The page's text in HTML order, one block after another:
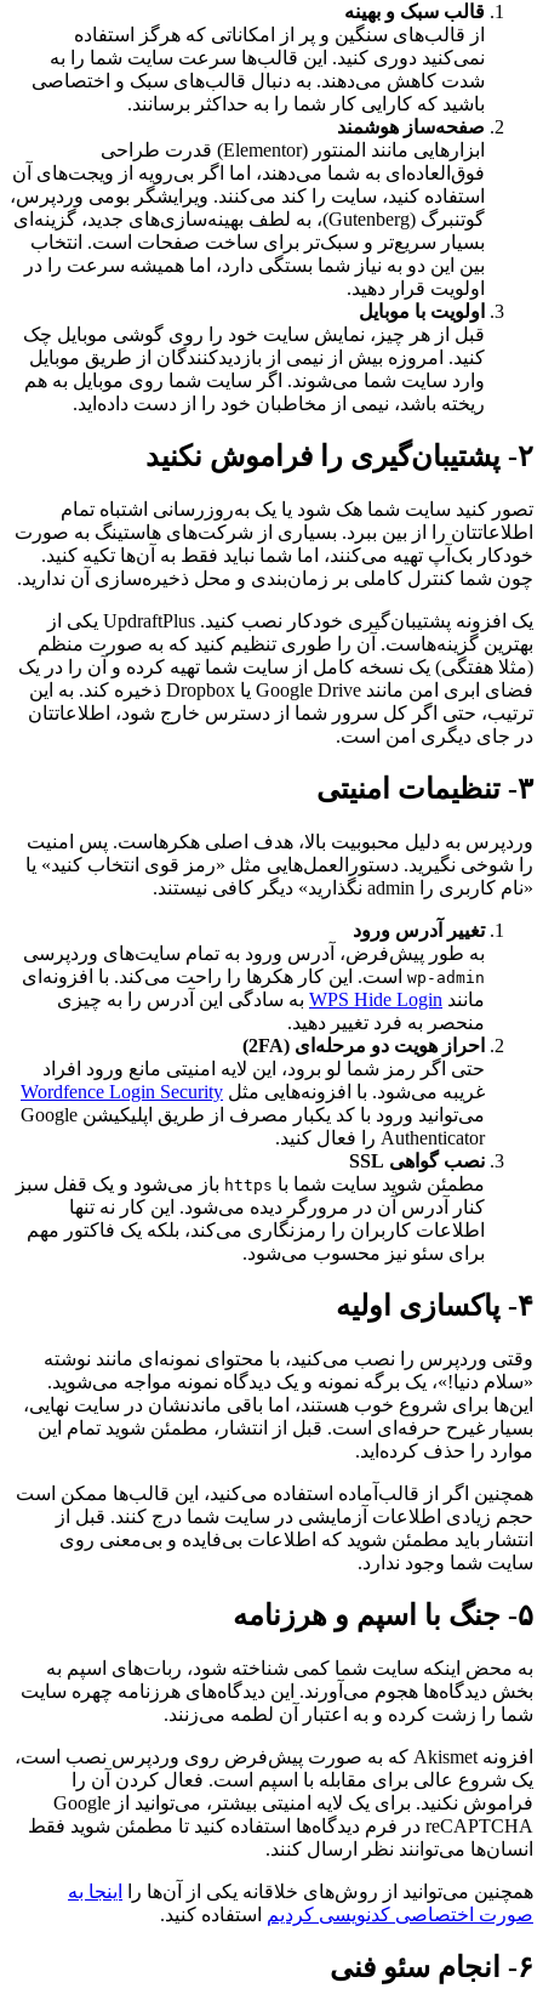
قالب سبک و بهینه
از قالب‌های سنگین و پر از امکاناتی که هرگز استفاده
نمی‌کنید دوری کنید. این قالب‌ها سرعت سایت شما را به
شدت کاهش می‌دهند. به دنبال قالب‌های سبک و اختصاصی
باشید که کارایی کار شما را به حداکثر برسانند.
صفحه‌ساز هوشمند
ابزارهایی مانند المنتور (Elementor) قدرت طراحی
فوق‌العاده‌ای به شما می‌دهند، اما اگر بی‌رویه از ویجت‌های آن
استفاده کنید، سایت را کند می‌کنند. ویرایشگر بومی وردپرس،
گوتنبرگ (Gutenberg)، به لطف بهینه‌سازی‌های جدید، گزینه‌ای
بسیار سریع‌تر و سبک‌تر برای ساخت صفحات است. انتخاب
بین این دو به نیاز شما بستگی دارد، اما همیشه سرعت را در
اولویت قرار دهید.
اولویت با موبایل
قبل از هر چیز، نمایش سایت خود را روی گوشی موبایل چک
کنید. امروزه بیش از نیمی از بازدیدکنندگان از طریق موبایل
وارد سایت شما می‌شوند. اگر سایت شما روی موبایل به هم
ریخته باشد، نیمی از مخاطبان خود را از دست داده‌اید.
۲- پشتیبان‌گیری را فراموش نکنید
تصور کنید سایت شما هک شود یا یک به‌روزرسانی اشتباه تمام
اطلاعاتتان را از بین ببرد. بسیاری از شرکت‌های هاستینگ به صورت
خودکار بک‌آپ تهیه می‌کنند، اما شما نباید فقط به آن‌ها تکیه کنید.
چون شما کنترل کاملی بر زمان‌بندی و محل ذخیره‌سازی آن ندارید.
یک افزونه پشتیبان‌گیری خودکار نصب کنید. UpdraftPlus یکی از
بهترین گزینه‌هاست. آن را طوری تنظیم کنید که به صورت منظم
(مثلا هفتگی) یک نسخه کامل از سایت شما تهیه کرده و آن را در یک
فضای ابری امن مانند Google Drive یا Dropbox ذخیره کند. به این
ترتیب، حتی اگر کل سرور شما از دسترس خارج شود، اطلاعاتتان
در جای دیگری امن است.
۳- تنظیمات امنیتی
وردپرس به دلیل محبوبیت بالا، هدف اصلی هکرهاست. پس امنیت
را شوخی نگیرید. دستورالعمل‌هایی مثل «رمز قوی انتخاب کنید» یا
«نام کاربری را admin نگذارید» دیگر کافی نیستند.
تغییر آدرس ورود
به طور پیش‌فرض، آدرس ورود به تمام سایت‌های وردپرسی
wp-admin است. این کار هکرها را راحت می‌کند. با افزونه‌ای
مانند WPS Hide Login به سادگی این آدرس را به چیزی
منحصر به فرد تغییر دهید.
احراز هویت دو مرحله‌ای (2FA)
حتی اگر رمز شما لو برود، این لایه امنیتی مانع ورود افراد
غریبه می‌شود. با افزونه‌هایی مثل Wordfence Login Security
می‌توانید ورود با کد یکبار مصرف از طریق اپلیکیشن Google
Authenticator را فعال کنید.
نصب گواهی SSL
مطمئن شوید سایت شما با https باز می‌شود و یک قفل سبز
کنار آدرس آن در مرورگر دیده می‌شود. این کار نه تنها
اطلاعات کاربران را رمزنگاری می‌کند، بلکه یک فاکتور مهم
برای سئو نیز محسوب می‌شود.
۴- پاکسازی اولیه
وقتی وردپرس را نصب می‌کنید، با محتوای نمونه‌ای مانند نوشته
«سلام دنیا!»، یک برگه نمونه و یک دیدگاه نمونه مواجه می‌شوید.
این‌ها برای شروع خوب هستند، اما باقی ماندنشان در سایت نهایی،
بسیار غیرح حرفه‌ای است. قبل از انتشار، مطمئن شوید تمام این
موارد را حذف کرده‌اید.
همچنین اگر از قالب‌آماده استفاده می‌کنید، این قالب‌ها ممکن است
حجم زیادی اطلاعات آزمایشی در سایت شما درج کنند. قبل از
انتشار باید مطمئن شوید که اطلاعات بی‌فایده و بی‌معنی روی
سایت شما وجود ندارد.
۵- جنگ با اسپم و هرزنامه
به محض اینکه سایت شما کمی شناخته شود، ربات‌های اسپم به
بخش دیدگاه‌ها هجوم می‌آورند. این دیدگاه‌های هرزنامه چهره سایت
شما را زشت کرده و به اعتبار آن لطمه می‌زنند.
افزونه Akismet که به صورت پیش‌فرض روی وردپرس نصب است،
یک شروع عالی برای مقابله با اسپم است. فعال کردن آن را
فراموش نکنید. برای یک لایه امنیتی بیشتر، می‌توانید از Google
reCAPTCHA در فرم دیدگاه‌ها استفاده کنید تا مطمئن شوید فقط
انسان‌ها می‌توانند نظر ارسال کنند.
همچنین می‌توانید از روش‌های خلاقانه یکی از آن‌ها را
اینجا به
صورت اختصاصی کدنویسی کردیم
استفاده کنید.
۶- انجام سئو فنی